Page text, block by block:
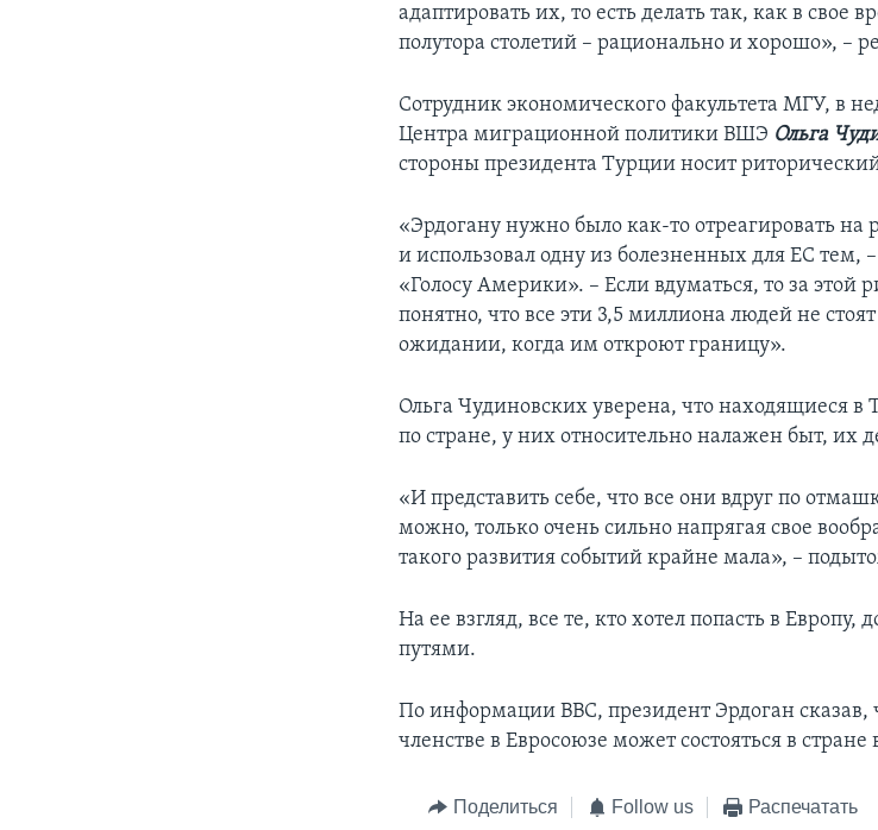
адаптировать их, то есть делать так, как в свое
полутора столетий – рационально и хорошо», –
Сотрудник экономического факультета МГУ, в
Центра миграционной политики ВШЭ Ольга
стороны президента Турции носит
«Эрдогану нужно было как-то отреагировать
и использовал одну из болезненных для ЕС тем,
«Голосу Америки». – Если вдуматься, то за этой
понятно, что все эти 3,5 миллиона людей не
ожидании, когда им откроют границу».
Ольга Чудиновских уверена, что находящиеся
по стране, у них относительно налажен быт, их
«И представить себе, что все они вдруг по
можно, только очень сильно напрягая свое
такого развития событий крайне мала», –
На ее взгляд, все те, кто хотел попасть в Европу,
путями.
По информации ВВС, президент Эрдоган сказав,
членстве в Евросоюзе может состояться в стране
Поделиться Follow us Распечатать